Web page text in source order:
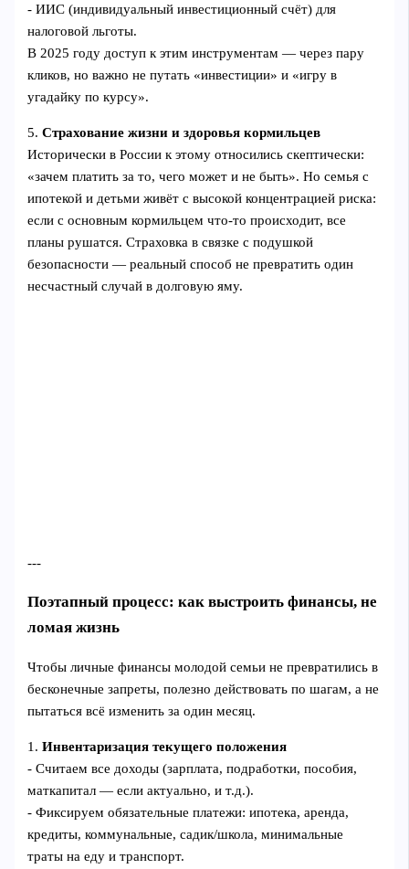
- ИИС (индивидуальный инвестиционный счёт) для
налоговой льготы.
В 2025 году доступ к этим инструментам — через пару
кликов, но важно не путать «инвестиции» и «игру в
угадайку по курсу».
5.Страхование жизни и здоровья кормильцев
Исторически в России к этому относились скептически:
«зачем платить за то, чего может и не быть». Но семья с
ипотекой и детьми живёт с высокой концентрацией риска:
если с основным кормильцем что‑то происходит, все
планы рушатся. Страховка в связке с подушкой
безопасности — реальный способ не превратить один
несчастный случай в долговую яму.
---
Поэтапный процесс: как выстроить финансы, не
ломая жизнь
Чтобы личные финансы молодой семьи не превратились в
бесконечные запреты, полезно действовать по шагам, а не
пытаться всё изменить за один месяц.
1.Инвентаризация текущего положения
- Считаем все доходы (зарплата, подработки, пособия,
маткапитал — если актуально, и т.д.).
- Фиксируем обязательные платежи: ипотека, аренда,
кредиты, коммунальные, садик/школа, минимальные
траты на еду и транспорт.